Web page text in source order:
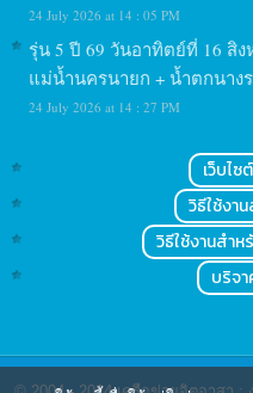
24 July 2026 at 14 : 05 PM
รุ่น 5 ปี 69 วันอาทิตย์ที่ 16 สิง
แม่น้ำนครนายก + น้ำตกนาง
24 July 2026 at 14 : 27 PM
เว็บไซ
วิธีใช้งา
วิธีใช้งานสำ
บริจ